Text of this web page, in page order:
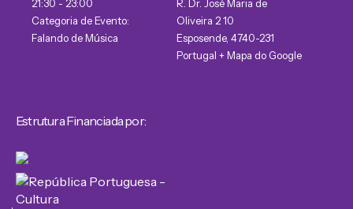
21:30 - 23:00
Categoria de Evento:
Falando de Música
R. Dr. José Maria de
Oliveira 2 10
Esposende, 4740-231
Portugal + Mapa do Google
Estrutura Financiada por: